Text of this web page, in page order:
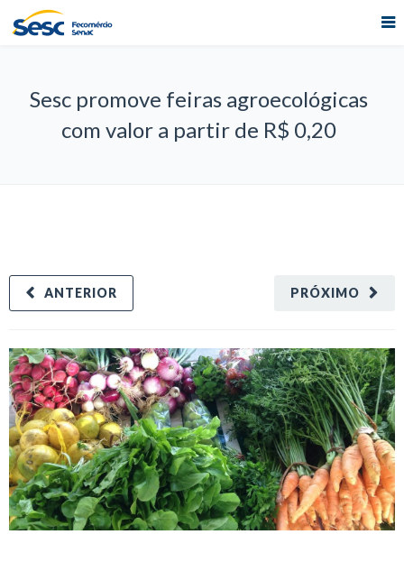
Sesc promove feiras agroecológicas
com valor a partir de R$ 0,20
PRÓXIMO
ANTERIOR